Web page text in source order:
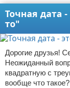
Точная дата
то"
Дорогие друзья!
Неожиданный
квадратную с
вообще что